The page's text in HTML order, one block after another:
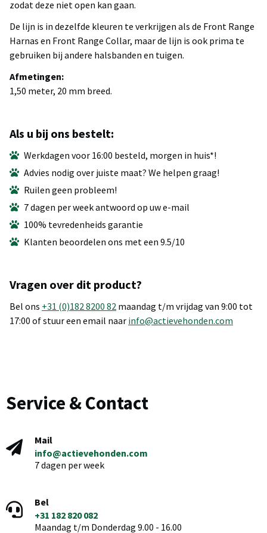
zodat deze niet open kan gaan.
De lijn is in dezelfde kleuren te verkrijgen als de Front Range
Harnas en Front Range Collar, maar de lijn is ook prima te
gebruiken bij andere halsbanden en tuigen.
Afmetingen:
1,50 meter, 20 mm breed.
Als u bij ons bestelt:
Werkdagen voor 16:00 besteld, morgen in huis*!
Advies nodig over juiste maat? We helpen graag!
Ruilen geen probleem!
7 dagen per week antwoord op uw e-mail
100% tevredenheids garantie
Klanten beoordelen ons met een 9.5/10
Vragen over dit product?
Bel ons +31 (0)182 8200 82 maandag t/m vrijdag van 9:00 tot
17:00 of stuur een email naar info@actievehonden.com
Service & Contact
Mail
info@actievehonden.com
7 dagen per week
Bel
+31 182 820 082
Maandag t/m Donderdag 9.00 - 16.00